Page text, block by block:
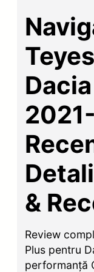
&
Review
Plus pentru
performanță